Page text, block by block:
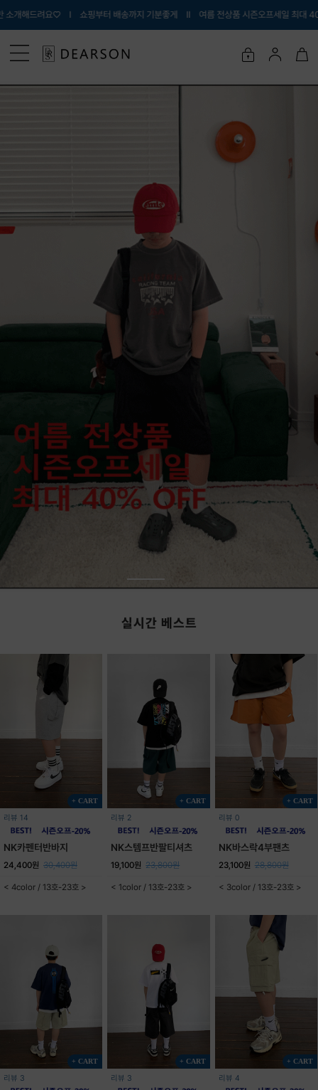
핑부터 배송까지 기분좋게 Ι Ι 여름 전상품 시즌오프세일 최대 40% OFF Ι 내아
실시간 베스트
+ CART
리뷰 14
NK카펜터반바지
24,400원 30,400원
< 4color / 13호-23호 >
+ CART
리뷰 2
NK스템프반팔티셔츠
19,100원 23,800원
< 1color / 13호-23호 >
+ CART
리뷰 0
NK바스락4부팬츠
23,100원 28,800원
< 3color / 13호-23호 >
+ CART
리뷰 3
+ CART
리뷰 3
+ CART
리뷰 4